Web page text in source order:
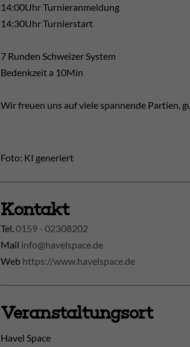
14:00Uhr Turnieranmeldung
14:30Uhr Turnierstart
7 Runden Schweizer System
Bedenkzeit a 10Min
Wir freuen uns auf viele spannende Partien,
Foto: KI generiert
Kontakt
Tel. 0159 - 02308202
Mail info@havelspace.de
Web https://www.havelspace.de
Veranstaltungsort
Havel Space